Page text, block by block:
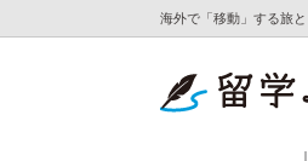
海外で「移動」する旅